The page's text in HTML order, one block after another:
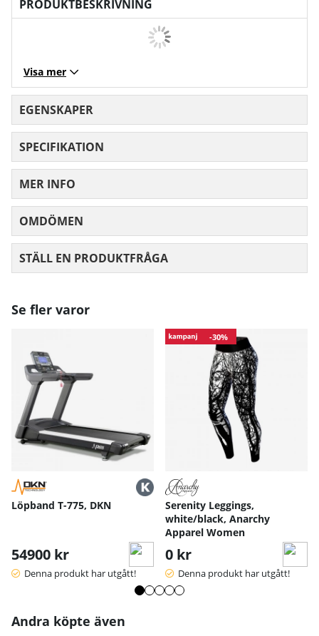
PRODUKTBESKRIVNING
Visa mer
EGENSKAPER
SPECIFIKATION
MER INFO
OMDÖMEN
STÄLL EN PRODUKTFRÅGA
Se fler varor
Löpband T-775, DKN
54900 kr
Denna produkt har utgått!
-30%
Serenity Leggings,
white/black, Anarchy
Apparel Women
0 kr
Denna produkt har utgått!
Andra köpte även